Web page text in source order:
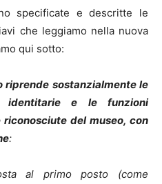
specificate e descritte le
che leggiamo nella nuova
qui sotto:
riprende sostanzialmente le
identitarie e le funzioni
riconosciute del museo, con
:
al primo posto (come